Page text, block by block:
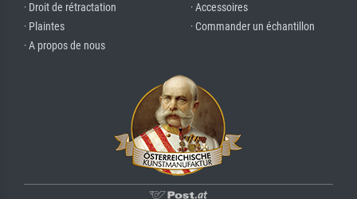
· Droit de rétractation
· Plaintes
· A propos de nous
· Accessoires
· Commander un échantillon